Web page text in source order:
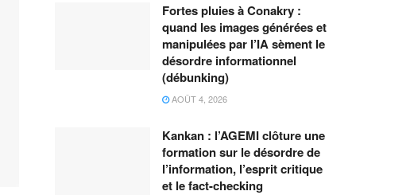
Fortes pluies à Conakry :
quand les images générées et
manipulées par l’IA sèment le
désordre informationnel
(débunking)
AOÛT 4, 2026
Kankan : l’AGEMI clôture une
formation sur le désordre de
l’information, l’esprit critique
et le fact-checking